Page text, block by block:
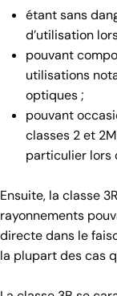
étant sans
d’utilisation
pouvant
utilisations
optiques ;
pouvant
classes 2 et
particulier lors
Ensuite, la classe
rayonnements
directe dans le
la plupart des cas